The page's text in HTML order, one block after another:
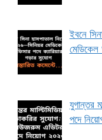
ইবনে
মেডিকেল
যুগান্তর
পদে